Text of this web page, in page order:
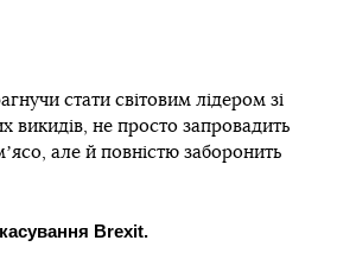
стати світовим лідером зі
викидів, не просто запровадить
але й повністю заборонить
Brexit.